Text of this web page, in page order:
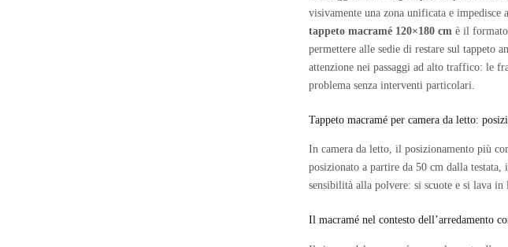
visivamente una zona unificata e
tappeto macramé 120×180 cm è il
permettere alle sedie di restare sul tappeto
attenzione nei passaggi ad alto traffico: le
problema senza interventi particolari.
Tappeto macramé per camera da letto:
In camera da letto, il posizionamento più
posizionato a partire da 50 cm dalla
sensibilità alla polvere: si scuote e si lava in
Il macramé nel contesto dell’arredamento